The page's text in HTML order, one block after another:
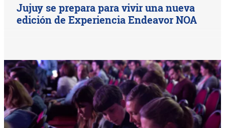
Jujuy se prepara para vivir una nueva
edición de Experiencia Endeavor NOA